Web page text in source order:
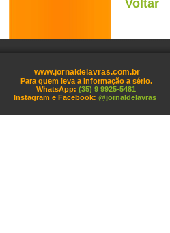
Voltar
www.jornaldelavras.com.br
Para quem leva a informação a sério.
WhatsApp: (35) 9 9925-5481
Instagram e Facebook: @jornaldelavras